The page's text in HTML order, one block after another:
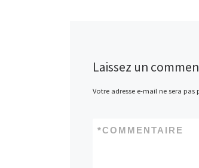
Laissez un
Votre adresse e-mail ne sera pas
COMMENTAIRE
*